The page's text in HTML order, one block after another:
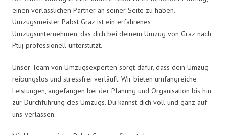
einen verlässlichen Partner an seiner Seite zu haben.
Umzugsmeister Pabst Graz ist ein erfahrenes
Umzugsunternehmen, das dich bei deinem Umzug von Graz nach
Ptuj professionell unterstützt.
Unser Team von Umzugsexperten sorgt dafür, dass dein Umzug
reibungslos und stressfrei verläuft. Wir bieten umfangreiche
Leistungen, angefangen bei der Planung und Organisation bis hin
zur Durchführung des Umzugs. Du kannst dich voll und ganz auf
uns verlassen.